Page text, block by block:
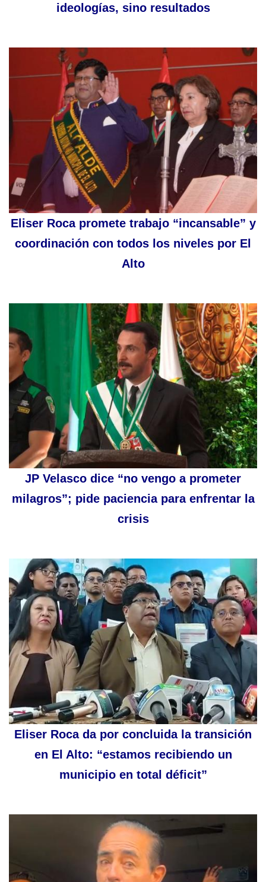
ideologías, sino resultados
Eliser Roca promete trabajo “incansable” y
coordinación con todos los niveles por El
Alto
JP Velasco dice “no vengo a prometer
milagros”; pide paciencia para enfrentar la
crisis
Eliser Roca da por concluida la transición
en El Alto: “estamos recibiendo un
municipio en total déficit”